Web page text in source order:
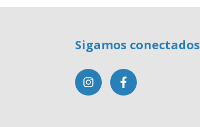
Sigamos conectados